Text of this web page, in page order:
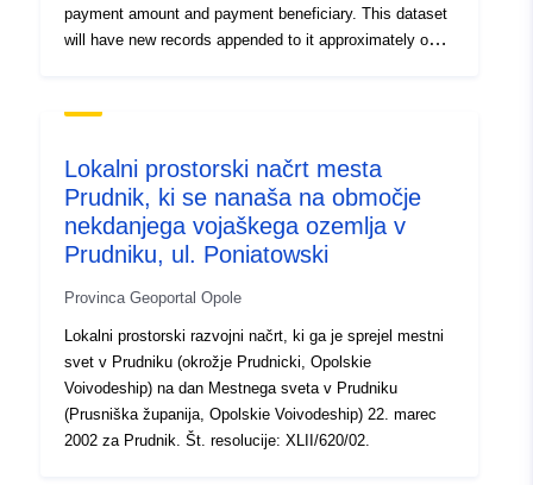
payment amount and payment beneficiary. This dataset
will have new records appended to it approximately once
Lokalni prostorski načrt mesta
Prudnik, ki se nanaša na območje
nekdanjega vojaškega ozemlja v
Prudniku, ul. Poniatowski
Provinca Geoportal Opole
Lokalni prostorski razvojni načrt, ki ga je sprejel mestni
svet v Prudniku (okrožje Prudnicki, Opolskie
Voivodeship) na dan Mestnega sveta v Prudniku
(Prusniška županija, Opolskie Voivodeship) 22. marec
2002 za Prudnik. Št. resolucije: XLII/620/02.